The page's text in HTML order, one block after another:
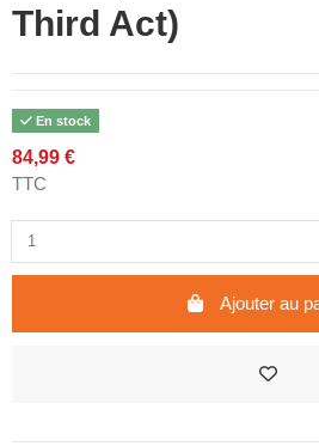
Third Act)
En stock
84,99 €
TTC
Ajouter au